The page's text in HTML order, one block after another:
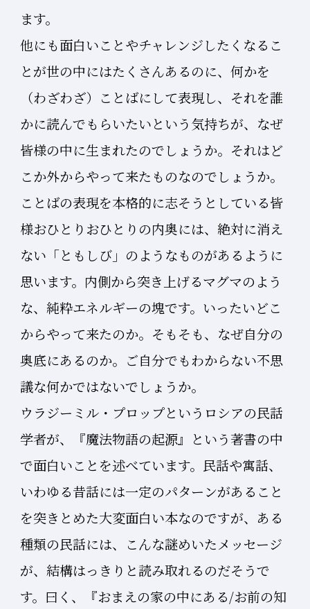
ます。
他にも面白いことやチャレンジしたくなるこ
とが世の中にはたくさんあるのに、何かを
（わざわざ）ことばにして表現し、それを誰
かに読んでもらいたいという気持ちが、なぜ
皆様の中に生まれたのでしょうか。それはど
こか外からやって来たものなのでしょうか。
ことばの表現を本格的に志そうとしている皆
様おひとりおひとりの内奥には、絶対に消え
ない「ともしび」のようなものがあるように
思います。内側から突き上げるマグマのよう
な、純粋エネルギーの塊です。いったいどこ
からやって来たのか。そもそも、なぜ自分の
奥底にあるのか。ご自分でもわからない不思
議な何かではないでしょうか。
ウラジーミル・プロップというロシアの民話
学者が、『魔法物語の起源』という著書の中
で面白いことを述べています。民話や寓話、
いわゆる昔話には一定のパターンがあること
を突きとめた大変面白い本なのですが、ある
種類の民話には、こんな謎めいたメッセージ
が、結構はっきりと読み取れるのだそうで
す。曰く、『おまえの家の中にある/お前の知